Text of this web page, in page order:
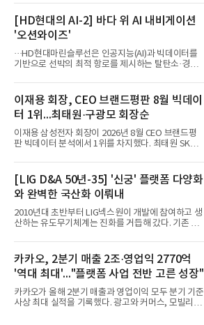
행 등으로 적용 범위를 넓혀 AI를 새로운 톡비즈 성장
축으로 만들겠다는 구상이다.정신아 카카오 대표는 6
일 열린 2분기 실적 발표 컨퍼런스콜에서 "AI는 톡비
즈 성장 재점화의 핵심이자 주요 매출원으로 자리 잡
을 것"이라며 이같은 AI 사업 전략을 공개했다. 카카
오는 이날 함께 발표한 2분기 연결 매출이 전년 동기
대비 9% 증가한 2조985억원, 영업이익은 36% 늘어
17% 증가하
[HD현대의 AI-2] 바다 위 AI 내비게이션
'오션와이즈'
···HD현대마린슬루선은 인공지능(AI)과 빅데이터를
기반으로 선박의 최적 항로를 제시하는 탈탄소·경제
장비 설치 없이 일고리즘 만으로 선박의 탄소 배출량
을 모니터링 및 예측하며, 연료 소비를 최소화하는 운
항 가이드라인을 제공한다.오션와이즈의 핵심 기능은
CI(탄소집약도지수) 실시간 관리 예측, 시 기반 최적
항로 추천, 선단 관리 등이다. HD현대오일뱅크와의
실증에서는 총 13개 구간, 10만6000km 항해를 통해
평균 5.3%의 연료 질감 효과를 입증했다. 이는 연간 1
의 핵심
이재용 회장, CEO 브랜드평판 8월 빅데이
터 1위...최태원·구광모 회장순
이재용 삼성전자 회장이 2026년 8월 CEO 브랜드평
판 빅데이터 분석에서 1위를 차지했다. 최태원 SK그
국기업평판연구소(소장 구창환)는 빅데이터뉴스와
함께 60명의 CEO 브랜드를 대상으로 2026년 7월 6
일부터 8월 6일까지 수집된 소비자 빅데이터
7,395,735건을 분석한 결과, 삼성 이재용 회장이 브
랜드평판지수 1,984,715를 기록하며 8월 1위에 올랐
다고 밝혔다. 분석에 활용된 빅데이터는 지난 7월
(14,233,797건) 대비 48.04% 감소한 수치다.8월
김승연, 이재현, 강호동, 김범수, 양종
[LIG D&A 50년-35] '신궁' 플랫폼 다양화
와 완벽한 국산화 이뤄내
2010년대 초반부터 LIG넥스원이 개발에 참여하고 생
산하는 유도무기체계는 진화를 거듭해 갔다. 기존 무
용도가 떨어지는 재래식 무기를 새롭게 활용하는 방
안이 강구됐다. 또 핵심 구성품 국산화를 통해 수출상
의 제약을 해소하고자 노력했다. 이러한 LIG넥스원의
신기술 개발 성과가 집약된 무기체계가 바로 휴대용
지대공 유도무기 ‘신궁’이다.신궁은 이미 2009년 수
출을 위한 개량형 멀티런처 개발을 완료함으로써 기
능 다양화와 계열화 가능성을 선보인 바 있었다. 이번
카카오, 2분기 매출 2조·영업익 2770억
'역대 최대'..."플랫폼 사업 전반 고른 성장"
카카오가 올해 2분기 매출과 영업이익 모두 분기 기준
사상 최대 실적을 기록했다. 광고와 커머스, 모빌리